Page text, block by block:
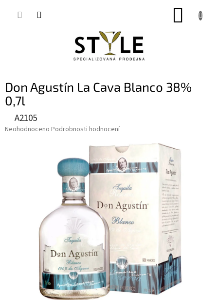
Don Agustín La Cava Blanco 38%
0,7l
A2105
Průměrné
Neohodnoceno Podrobnosti hodnocení